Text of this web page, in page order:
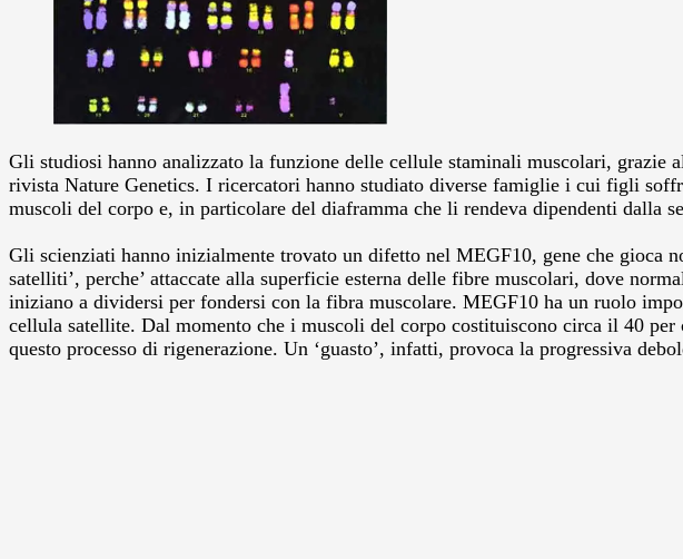
Gli studiosi hanno analizzato la funzione delle cellule staminali muscolari, grazie
rivista Nature Genetics. I ricercatori hanno studiato diverse famiglie i cui figli
muscoli del corpo e, in particolare del diaframma che li rendeva dipendenti dalla
Gli scienziati hanno inizialmente trovato un difetto nel MEGF10, gene che gioca
satelliti’, perche’ attaccate alla superficie esterna delle fibre muscolari, dove
iniziano a dividersi per fondersi con la fibra muscolare. MEGF10 ha un ruolo
cellula satellite. Dal momento che i muscoli del corpo costituiscono circa il 40
questo processo di rigenerazione. Un ‘guasto’, infatti, provoca la progressiva